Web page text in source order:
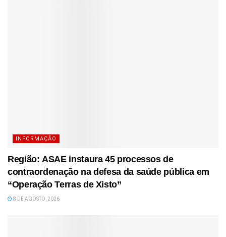
INFORMAÇÃO
Região: ASAE instaura 45 processos de
contraordenação na defesa da saúde pública em
“Operação Terras de Xisto”
8 DE AGOSTO, 2026